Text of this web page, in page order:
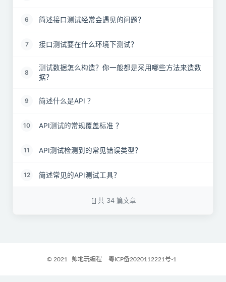
6 简述接口测试经常会遇见的问题？
7 接口测试要在什么环境下测试？
8
测试数据怎么构造？你一般都是采用哪些方法来造数
据？
9 简述什么是API ？
10 API测试的常规覆盖标准 ？
11 API测试检测到的常见错误类型？
12 简述常见的API测试工具？
如何克服API测试挑战 ？
共 34 篇文章
© 2021 帅地玩编程 粤ICP备2020112221号-1